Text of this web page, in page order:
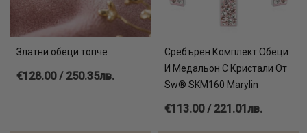
Златни обеци топче
€128.00 / 250.35лв.
Сребърен Комплект Обеци
И Медальон С Кристали От
Sw® SKM160 Marylin
€113.00 / 221.01лв.